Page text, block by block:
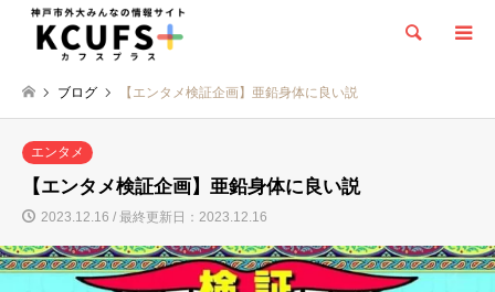
検索
ブログ 【エンタメ検証企画】亜鉛身体に良い説
エンタメ
【エンタメ検証企画】亜鉛身体に良い説
2023.12.16 / 最終更新日：2023.12.16